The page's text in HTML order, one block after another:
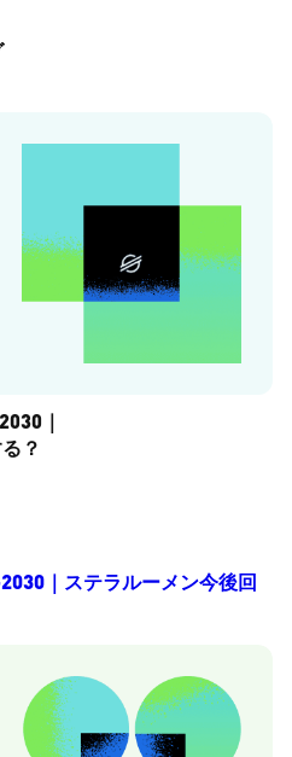
｜
？
｜ステラルーメン今後回